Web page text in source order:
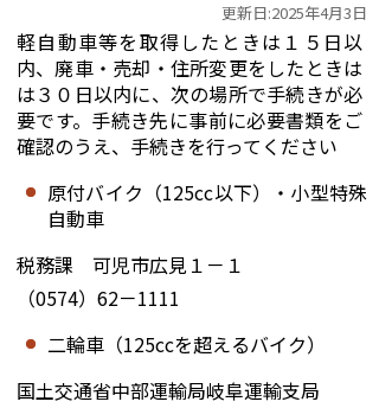
更新日:2025年4月3日
軽自動車等を取得したときは１５日以
内、廃車・売却・住所変更をしたときは
は３０日以内に、次の場所で手続きが必
要です。手続き先に事前に必要書類をご
確認のうえ、手続きを行ってください
原付バイク（125cc以下）・小型特殊
自動車
税務課 可児市広見１－１
（0574）62－1111
二輪車（125ccを超えるバイク）
国土交通省中部運輸局岐阜運輸支局